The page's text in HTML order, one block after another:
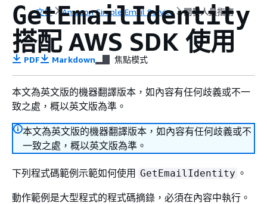
文件 Amazon Simple Email Service 開發人員指南
GetEmailIdentity
搭配 AWS SDK 使用
PDF Markdown 焦點模式
本文為英文版的機器翻譯版本，如內容有任何歧義或不一
致之處，概以英文版為準。
本文為英文版的機器翻譯版本，如內容有任何歧義或不
一致之處，概以英文版為準。
下列程式碼範例示範如何使用 GetEmailIdentity 。
動作範例是大型程式的程式碼摘錄，必須在內容中執行。